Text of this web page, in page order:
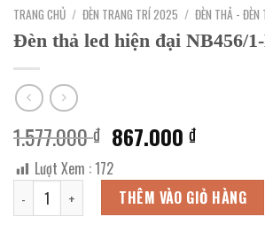
TRANG CHỦ / ĐÈN TRANG TRÍ 2025 / ĐÈN THẢ - ĐÈN
Đèn thả led hiện đại NB456/
1.577.000₫ Giá
gốc
là:
1.577.000 ₫.
867.000₫Giá
tại
là:
867.000
Lượt Xem :172
Đèn thả led hiện đại NB456/1-MỚI 2025 số
THÊM VÀO GIỎ HÀNG